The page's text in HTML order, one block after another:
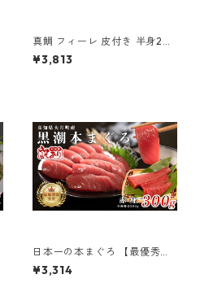
真鯛 フィーレ 皮付き 半身2枚
セット 500g以上 養殖真鯛 刺
身用 鮮度抜群 真空パック 当日
¥3,813
日本一の本まぐろ 【最優秀賞
受賞】 赤身 2～3柵 300g
「訳あり」刺身用 養殖 3〜4人
¥3,314